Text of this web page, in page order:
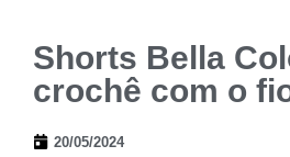
Shorts Bella
crochê com o
20/05/2024